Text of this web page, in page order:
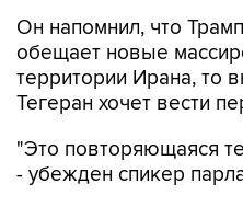
Он напомнил, что
обещает новые
территории Ирана, то
Тегеран хочет вести
"Это повторяющаяся
- убежден спикер